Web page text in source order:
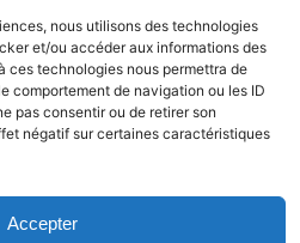
nous utilisons des technologies
et/ou accéder aux informations des
ces technologies nous permettra de
comportement de navigation ou les ID
pas consentir ou de retirer son
négatif sur certaines caractéristiques
Accepter